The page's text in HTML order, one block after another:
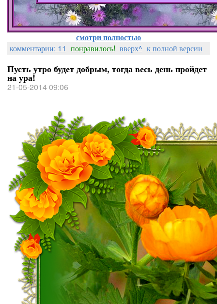
смотри полностью
комментарии: 11 понравилось! вверх^ к полной версии
Пусть утро будет добрым, тогда весь день пройдет
на ура!
21-05-2014 09:06